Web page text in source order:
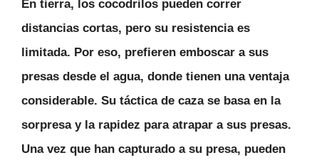
En tierra, los cocodrilos pueden correr
distancias cortas, pero su resistencia es
limitada. Por eso, prefieren emboscar a sus
presas desde el agua, donde tienen una ventaja
considerable. Su táctica de caza se basa en la
sorpresa y la rapidez para atrapar a sus presas.
Una vez que han capturado a su presa, pueden